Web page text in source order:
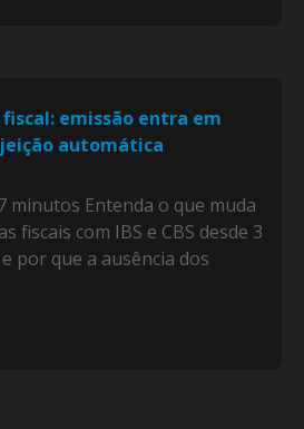
fiscal: emissão entra em
automática
minutos Entenda o que muda
fiscais com IBS e CBS desde 3
por que a ausência dos